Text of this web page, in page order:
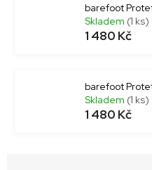
barefoot
Skladem (1 ks)
1 480 Kč
barefoot
Skladem (1 ks)
1 480 Kč